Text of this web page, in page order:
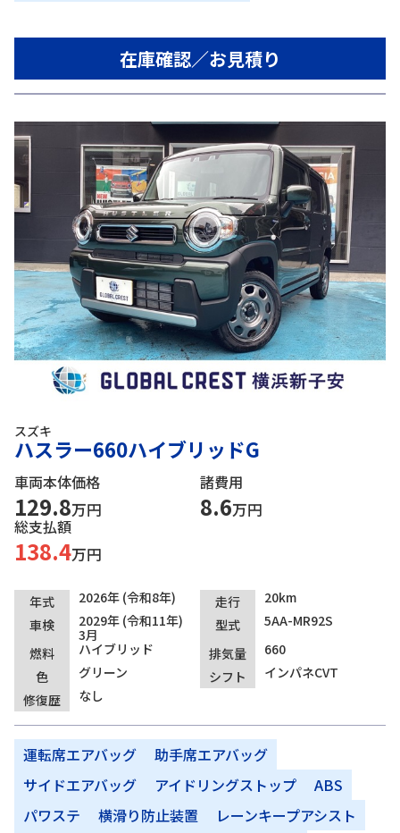
在庫確認／お見積り
スズキ
ハスラー660ハイブリッドG
車両本体価格
129.8万円
諸費用
8.6万円
総支払額
138.4万円
年式 2026年 (令和8年) 走行
20km
車検
2029年 (令和11年)
3月
型式
5AA-MR92S
燃料
ハイブリッド 排気量
660
色
グリーン シフト
インパネCVT
修復歴
なし
運転席エアバッグ
助手席エアバッグ
サイドエアバッグ
アイドリングストップ
ABS
パワステ
横滑り防止装置
レーンキープアシスト